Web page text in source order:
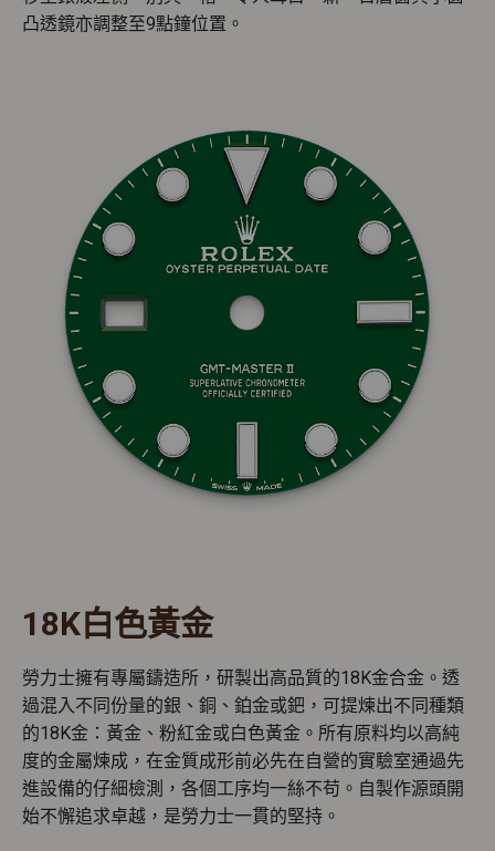
凸透鏡亦調整至9點鐘位置。
18K白色黃金
勞力士擁有專屬鑄造所，研製出高品質的18K金合金。透
過混入不同份量的銀、銅、鉑金或鈀，可提煉出不同種類
的18K金：黃金、粉紅金或白色黃金。所有原料均以高純
度的金屬煉成，在金質成形前必先在自營的實驗室通過先
進設備的仔細檢測，各個工序均一絲不苟。自製作源頭開
始不懈追求卓越，是勞力士一貫的堅持。